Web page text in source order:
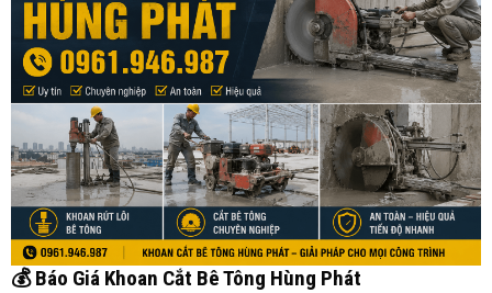
💰 Báo Giá Khoan Cắt Bê Tông Hùng Phát